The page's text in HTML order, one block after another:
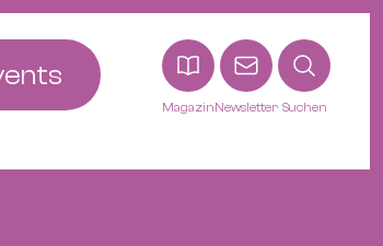
MagazinNewsletter Suchen